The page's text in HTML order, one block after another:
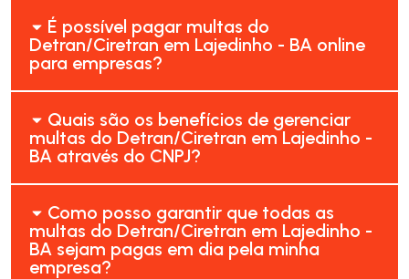
É possível pagar multas do
Detran/Ciretran em Lajedinho - BA online
para empresas?
Quais são os benefícios de gerenciar
multas do Detran/Ciretran em Lajedinho -
BA através do CNPJ?
Como posso garantir que todas as
multas do Detran/Ciretran em Lajedinho -
BA sejam pagas em dia pela minha
empresa?